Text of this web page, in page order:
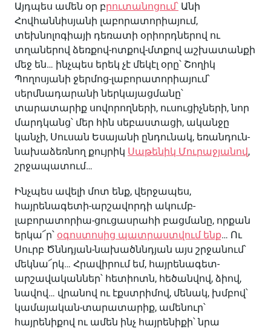
Այդպես ամեն օր բրուտանոցում՝ Անի
Հովհաննիսյանի լաբորատորիայում,
տեխնոլոգիայի դեռատի օրիորդներով ու
տղաներով ձեռքով-ոտքով-մտքով աշխատանքի
մեջ են… ինչպես երեկ չէ մեկէլ օրը՝ Շողիկ
Պողոսյանի ջերմոց-լաբորատորիայում՝
սերմնադարանի ներկայացմանը՝
տարատարիք սովորողների, ուսուցիչների, նոր
մարդկանց՝ մեր հին սեբաստացի, ականջը
կանչի, Սուսան Եսայանի ընդունակ, եռանդուն-
նախաձեռնող քույրիկ Սաթենիկ Մուրաջյանով,
շրջապատում…
Ինչպես ավելի մոտ ենք, վերջապես,
հայրենագետի-արշավորդի ակումբ-
լաբորատորիա-ցուցասրահի բացմանը, որքան
երկա՜ր՝ օգոստոսից պատրաստվում ենք… Ու
Սուրբ Ծննդյան-նախածննդյան այս շրջանում՝
մեկնա՜րկ… Հրավիրում եմ, հայրենագետ-
արշավականներ՝ հետիոտն, հեծանվով, ձիով,
նավով… վրանով ու էքստրիմով, մենակ, խմբով՝
կամայական-տարատարիք, ամենուր՝
հայրենիքով ու ամեն ինչ հայրենիքի՝ նրա